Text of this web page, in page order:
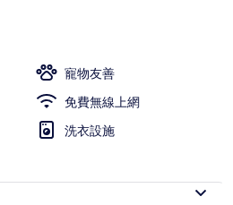
寵物友善
免費無線上網
洗衣設施